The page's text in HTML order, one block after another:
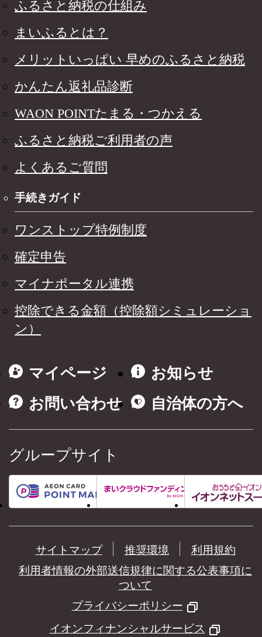
ふるさと納税の仕組み
まいふるとは？
メリットいっぱい 早めのふるさと納税
かんたん返礼品診断
WAON POINTたまる・つかえる
ふるさと納税ご利用者の声
よくあるご質問
手続きガイド
ワンストップ特例制度
確定申告
マイナポータル連携
控除できる金額（控除額シミュレーショ
ン）
マイページ
お知らせ
お問い合わせ
自治体の方へ
グループサイト
サイトマップ 推奨環境
利用規約
利用者情報の外部送信規律に関する公表事項に
ついて
プライバシーポリシー
イオンフィナンシャルサービス